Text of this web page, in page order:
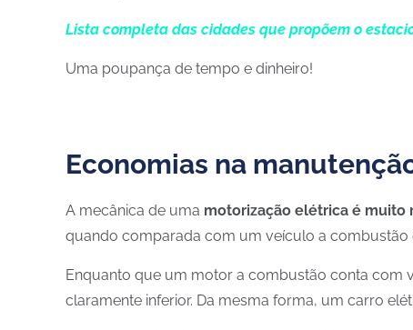
Lista completa das cidades que propõem o
Uma poupança de tempo e dinheiro!
Economias na
A mecânica de uma motorização elétrica é muito
quando comparada com um veículo a combustão
Enquanto que um motor a combustão conta com
claramente inferior. Da mesma forma, um carro